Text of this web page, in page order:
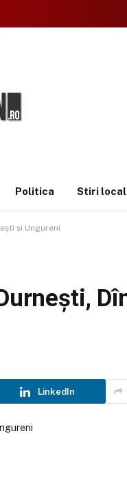
Politica Stiri
și Ungureni
LinkedIn